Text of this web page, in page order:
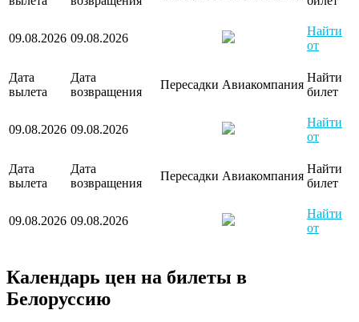
09.08.2026 09.08.2026
Найти
от
Дата
вылета
Дата
возвращения
Пересадки Авиакомпания
Найти
билет
09.08.2026 09.08.2026
Найти
от
Дата
вылета
Дата
возвращения
Пересадки Авиакомпания
Найти
билет
09.08.2026 09.08.2026
Найти
от
Календарь цен на билеты в
Белоруссию